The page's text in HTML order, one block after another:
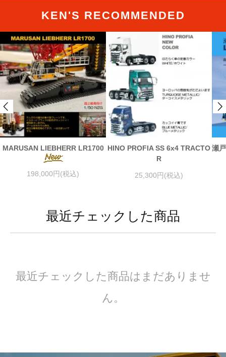
KEN'S RECOMMENDED
MARUSAN LIEBHERR LR1700
198,000円(税込)
HINO PROFIA SS 6x4 TRACTO
R
25,300円(税込)
瀬
最近チェックした商品
最近チェックした商品はまだありませ
ん。